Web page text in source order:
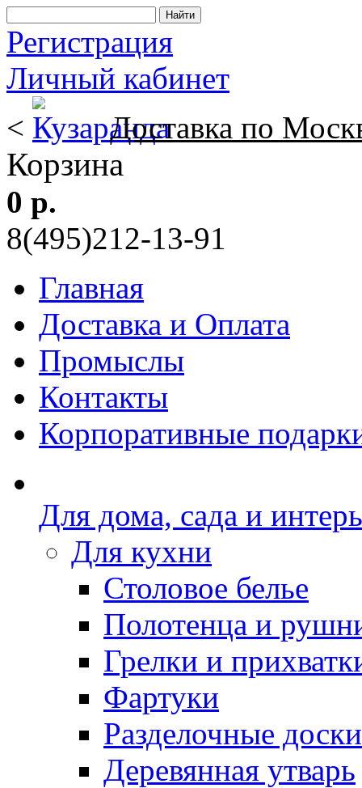
Регистрация
Личный кабинет
<
Доставка по
Корзина
0 р.
8(495)212-13-91
Главная
Доставка и Оплата
Промыслы
Контакты
Корпоративные
Для дома, сада и
Для кухни
Столовое белье
Полотенца и
Грелки и
Фартуки
Разделочные доски
Деревянная утварь